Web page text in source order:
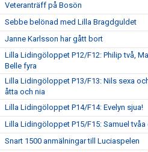
Veteranträff på Bosön
Sebbe belönad med Lilla Bragdguldet
Janne Karlsson har gått bort
Lilla Lidingöloppet P12/F12: Philip två,
Belle fyra
Lilla Lidingöloppet P13/F13: Nils sexa
åtta och nia
Lilla Lidingöloppet P14/F14: Evelyn sjua!
Lilla Lidingöloppet P15/F15: Samuel tvåa
Snart 1500 anmälningar till Luciaspelen